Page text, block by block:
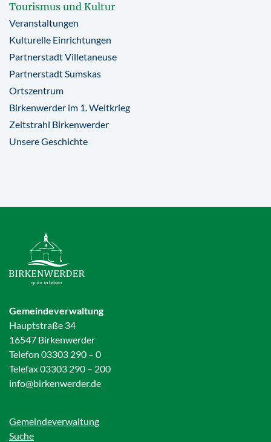
Tourismus und Kultur
Veranstaltungen
Kulturelle Einrichtungen
Partnerstadt Villetaneuse
Partnerstadt Sumskas
Ortszentrum
Birkenwerder im 1. Weltkrieg
Zeitstrahl Birkenwerder
Unsere Geschichte
Gemeindeverwaltung
Hauptstraße 34
16547 Birkenwerder
Telefon 03303 290 – 0
Telefax 03303 290 – 200
info@birkenwerder.de
Gemeindeverwaltung
Suche